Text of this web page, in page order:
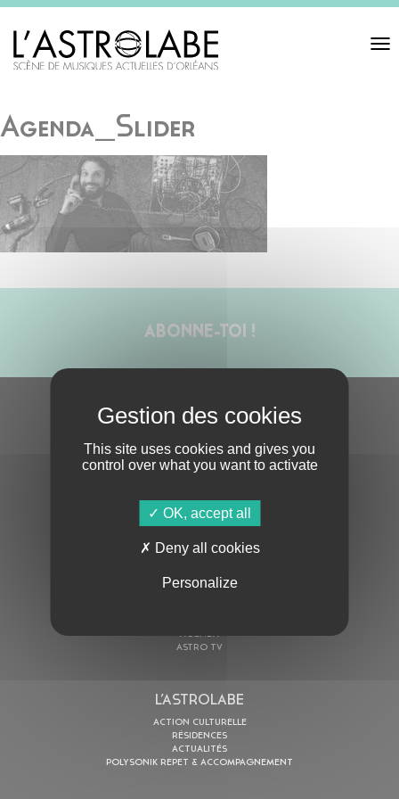
Toggle
Agenda_Slider
ABONNE-TOI !
S'ABONNER À LA NEWSLETTER
En cochant cette case, j’accepte la Politique de confidentialité
AGENDA
ASTRO TV
L’ASTROLABE
ACTION CULTURELLE
RÉSIDENCES
ACTUALITÉS
POLYSONIK REPET & ACCOMPAGNEMENT
This site uses cookies and gives you
control over what you want to activate
OK, accept all
Deny all cookies
Personalize